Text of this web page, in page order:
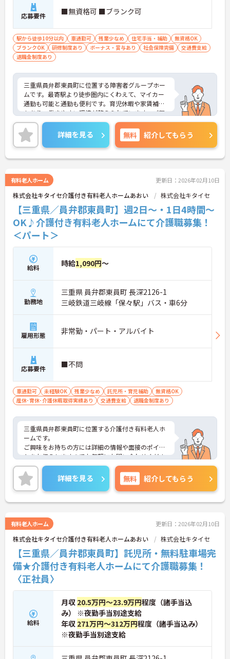
応募要件 ■無資格可 ■ブランク可
駅から徒歩10分以内 車通勤可 残業少なめ 住宅手当・補助
無資格OK
ブランクOK
研修制度あり ボーナス・賞与あり 社会保険完備
交通費支給
退職金制度あり
三重県員弁郡東員町に位置する障害者グループホー
ムです。最寄駅より徒歩圏内にくわえて、マイカー
通勤も可能と通勤も便利です。育児休暇や家賃補助
もあり、働きやすい環境が整えられています。ご興
味をお持ちの方はお気軽にお問い合わせください。
詳細を見る 無料 紹介してもらう
有料老人ホーム 更新日：2026年02月10日
株式会社キタイセ介護付き有料老人ホームあおい 株式会社キタイセ
【三重県／員弁郡東員町】週2日～・1日4時間～
OK♪介護付き有料老人ホームにて介護職募集！
＜パート＞
給料 時給1,090円～
勤務地
三重県 員弁郡東員町 長深2126-1
三岐鉄道三岐線「保々駅」バス・車6分
雇用形態 非常勤・パート・アルバイト
応募要件 ■不問
車通勤可 未経験OK 残業少なめ 託児所・育児補助
無資格OK
産休･育休･介護休暇取得実績あり
交通費支給 退職金制度あり
三重県員弁郡東員町に位置する介護付き有料老人ホ
ームです。
ご興味をお持ちの方には詳細の情報や面接のポイン
トをお伝えしますのでお気軽にお問い合わせくださ
いませ。
詳細を見る 無料 紹介してもらう
有料老人ホーム 更新日：2026年02月10日
株式会社キタイセ介護付き有料老人ホームあおい 株式会社キタイセ
【三重県／員弁郡東員町】託児所・無料駐車場完
備★介護付き有料老人ホームにて介護職募集！
〈正社員〉
給料
月収 20.5万円～23.9万円程度（諸手当込
み） ※夜勤手当別途支給
年収 271万円～312万円程度（諸手当込み）
※夜勤手当別途支給